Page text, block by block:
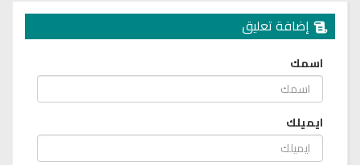
إضافة تعليق
اسمك
ايميلك